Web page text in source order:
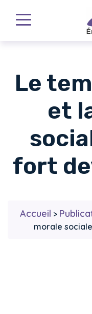
Le
et
fort
Accueil >
morale